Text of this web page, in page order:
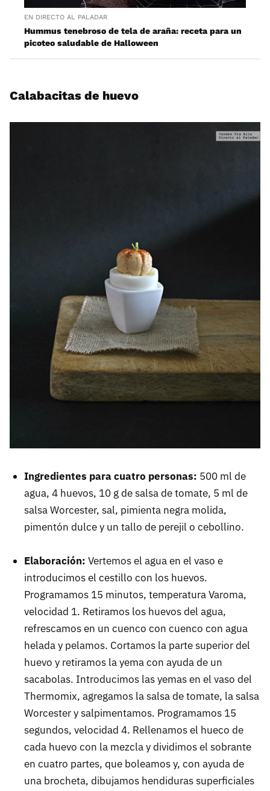
EN DIRECTO AL PALADAR
Hummus tenebroso de tela de araña: receta para un
picoteo saludable de Halloween
Calabacitas de huevo
Ingredientes para cuatro personas: 500 ml de
agua, 4 huevos, 10 g de salsa de tomate, 5 ml de
salsa Worcester, sal, pimienta negra molida,
pimentón dulce y un tallo de perejil o cebollino.
Elaboración: Vertemos el agua en el vaso e
introducimos el cestillo con los huevos.
Programamos 15 minutos, temperatura Varoma,
velocidad 1. Retiramos los huevos del agua,
refrescamos en un cuenco con cuenco con agua
helada y pelamos. Cortamos la parte superior del
huevo y retiramos la yema con ayuda de un
sacabolas. Introducimos las yemas en el vaso del
Thermomix, agregamos la salsa de tomate, la salsa
Worcester y salpimentamos. Programamos 15
segundos, velocidad 4. Rellenamos el hueco de
cada huevo con la mezcla y dividimos el sobrante
en cuatro partes, que boleamos y, con ayuda de
una brocheta, dibujamos hendiduras superficiales